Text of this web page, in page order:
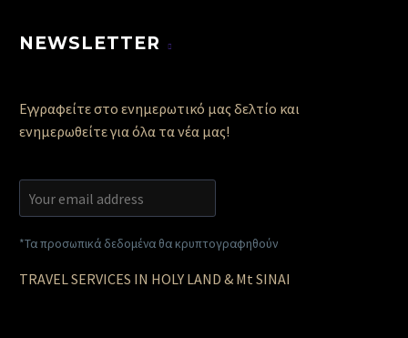
NEWSLETTER
Εγγραφείτε στο ενημερωτικό μας δελτίο και
ενημερωθείτε για όλα τα νέα μας!
*Τα προσωπικά δεδομένα θα κρυπτογραφηθούν
TRAVEL SERVICES IN HOLY LAND & Mt SINAI